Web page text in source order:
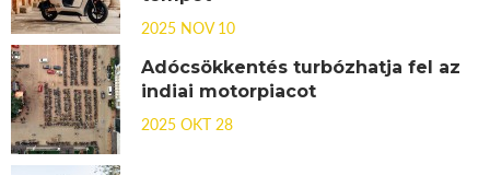
2025 NOV 10
Adócsökkentés turbózhatja fel az
indiai motorpiacot
2025 OKT 28